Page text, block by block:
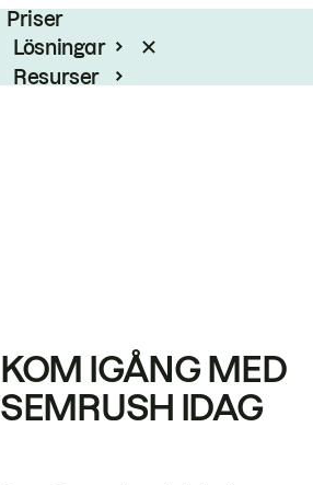
Priser
Lösningar
Resurser
KOM IGÅNG MED
SEMRUSH IDAG